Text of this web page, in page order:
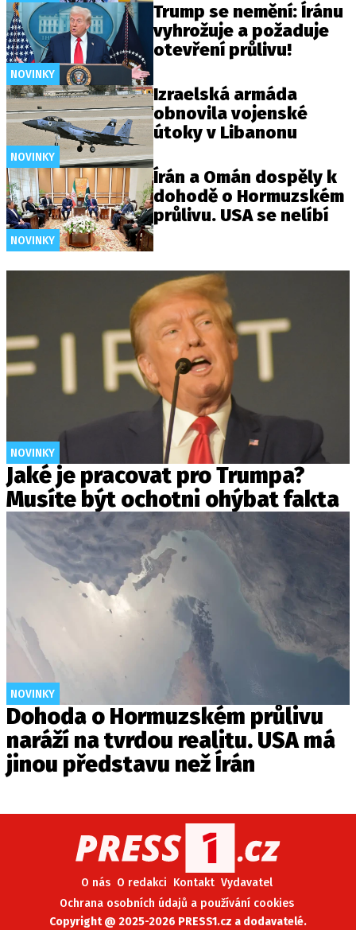
NOVINKY
Trump se nemění: Íránu
vyhrožuje a požaduje
otevření průlivu!
NOVINKY
Izraelská armáda
obnovila vojenské
útoky v Libanonu
NOVINKY
Írán a Omán dospěly k
dohodě o Hormuzském
průlivu. USA se nelíbí
NOVINKY
Jaké je pracovat pro Trumpa?
Musíte být ochotni ohýbat fakta
NOVINKY
Dohoda o Hormuzském průlivu
naráží na tvrdou realitu. USA má
jinou představu než Írán
O nás O redakci Kontakt Vydavatel
Ochrana osobních údajů a používání cookies
Copyright @ 2025-2026 PRESS1.cz a dodavatelé.